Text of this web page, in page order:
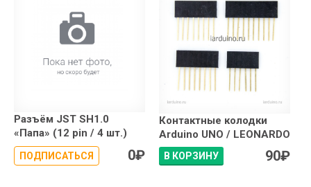
Разъём JST SH1.0
«Папа» (12 pin / 4 шт.)
ПОДПИСАТЬСЯ 0₽
Контактные колодки
Arduino UNO / LEONARDO
В КОРЗИНУ 90₽